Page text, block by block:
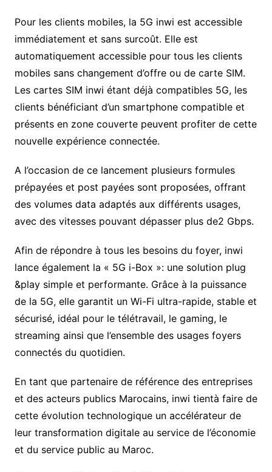
Pour les clients mobiles, la 5G inwi est accessible
immédiatement et sans surcoût. Elle est
automatiquement accessible pour tous les clients
mobiles sans changement d’offre ou de carte SIM.
Les cartes SIM inwi étant déjà compatibles 5G, les
clients bénéficiant d’un smartphone compatible et
présents en zone couverte peuvent profiter de cette
nouvelle expérience connectée.
A l’occasion de ce lancement plusieurs formules
prépayées et post payées sont proposées, offrant
des volumes data adaptés aux différents usages,
avec des vitesses pouvant dépasser plus de2 Gbps.
Afin de répondre à tous les besoins du foyer, inwi
lance également la « 5G i-Box »: une solution plug
&play simple et performante. Grâce à la puissance
de la 5G, elle garantit un Wi-Fi ultra-rapide, stable et
sécurisé, idéal pour le télétravail, le gaming, le
streaming ainsi que l’ensemble des usages foyers
connectés du quotidien.
En tant que partenaire de référence des entreprises
et des acteurs publics Marocains, inwi tientà faire de
cette évolution technologique un accélérateur de
leur transformation digitale au service de l’économie
et du service public au Maroc.